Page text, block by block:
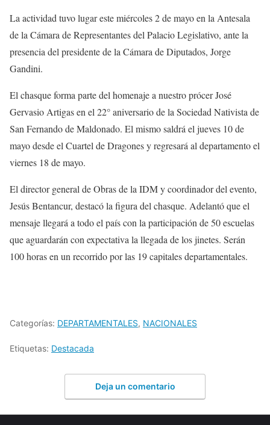
La actividad tuvo lugar este miércoles 2 de mayo en la Antesala
de la Cámara de Representantes del Palacio Legislativo, ante la
presencia del presidente de la Cámara de Diputados, Jorge
Gandini.
El chasque forma parte del homenaje a nuestro prócer José
Gervasio Artigas en el 22° aniversario de la Sociedad Nativista de
San Fernando de Maldonado. El mismo saldrá el jueves 10 de
mayo desde el Cuartel de Dragones y regresará al departamento el
viernes 18 de mayo.
El director general de Obras de la IDM y coordinador del evento,
Jesús Bentancur, destacó la figura del chasque. Adelantó que el
mensaje llegará a todo el país con la participación de 50 escuelas
que aguardarán con expectativa la llegada de los jinetes. Serán
100 horas en un recorrido por las 19 capitales departamentales.
Categorías: DEPARTAMENTALES, NACIONALES
Etiquetas: Destacada
Deja un comentario